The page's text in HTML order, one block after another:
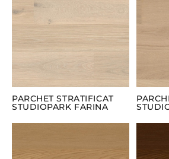
PARCHET STRATIFICAT
STUDIOPARK FARINA